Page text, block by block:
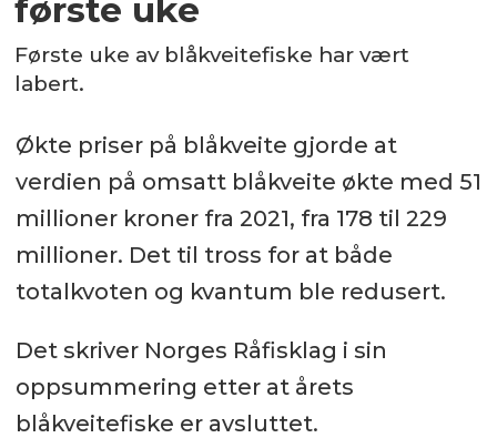
første uke
Første uke av blåkveitefiske har vært
labert.
Økte priser på blåkveite gjorde at
verdien på omsatt blåkveite økte med 51
millioner kroner fra 2021, fra 178 til 229
millioner. Det til tross for at både
totalkvoten og kvantum ble redusert.
Det skriver Norges Råfisklag i sin
oppsummering etter at årets
blåkveitefiske er avsluttet.